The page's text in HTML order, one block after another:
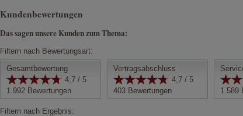
Kundenbewertungen
Das sagen unsere Kunden zum Thema:
Filtern nach Bewertungsart:
Gesamtbewertung
4,7 / 5
1.992 Bewertungen
Vertragsabschluss
4,7 / 5
403 Bewertungen
1.589
Filtern nach Ergebnis: